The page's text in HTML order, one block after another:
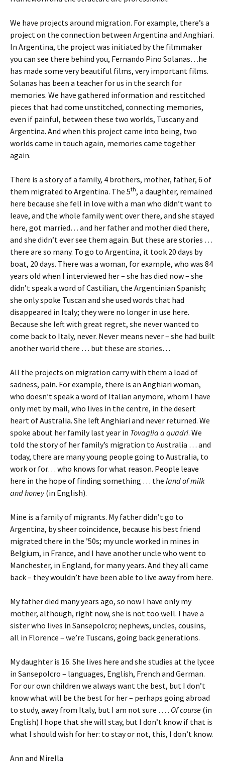
We have projects around migration. For example, there’s a
project on the connection between Argentina and Anghiari.
In Argentina, the project was initiated by the filmmaker
you can see there behind you, Fernando Pino Solanas…he
has made some very beautiful films, very important films.
Solanas has been a teacher for us in the search for
memories. We have gathered information and restitched
pieces that had come unstitched, connecting memories,
even if painful, between these two worlds, Tuscany and
Argentina. And when this project came into being, two
worlds came in touch again, memories came together
again.
There is a story of a family, 4 brothers, mother, father, 6 of
them migrated to Argentina. The 5th, a daughter, remained
here because she fell in love with a man who didn’t want to
leave, and the whole family went over there, and she stayed
here, got married… and her father and mother died there,
and she didn’t ever see them again. But these are stories …
there are so many. To go to Argentina, it took 20 days by
boat, 20 days. There was a woman, for example, who was 84
years old when I interviewed her – she has died now – she
didn’t speak a word of Castilian, the Argentinian Spanish;
she only spoke Tuscan and she used words that had
disappeared in Italy; they were no longer in use here.
Because she left with great regret, she never wanted to
come back to Italy, never. Never means never – she had built
another world there … but these are stories…
All the projects on migration carry with them a load of
sadness, pain. For example, there is an Anghiari woman,
who doesn’t speak a word of Italian anymore, whom I have
only met by mail, who lives in the centre, in the desert
heart of Australia. She left Anghiari and never returned. We
spoke about her family last year in Tovaglia a quadri. We
told the story of her family’s migration to Australia … and
today, there are many young people going to Australia, to
work or for… who knows for what reason. People leave
here in the hope of finding something … the land of milk
and honey(in English).
Mine is a family of migrants. My father didn’t go to
Argentina, by sheer coincidence, because his best friend
migrated there in the ’50s; my uncle worked in mines in
Belgium, in France, and I have another uncle who went to
Manchester, in England, for many years. And they all came
back – they wouldn’t have been able to live away from here.
My father died many years ago, so now I have only my
mother, although, right now, she is not too well. I have a
sister who lives in Sansepolcro; nephews, uncles, cousins,
all in Florence – we’re Tuscans, going back generations.
My daughter is 16. She lives here and she studies at the lycee
in Sansepolcro – languages, English, French and German.
For our own children we always want the best, but I don’t
know what will be the best for her – perhaps going abroad
to study, away from Italy, but I am not sure … . Of course (in
English) I hope that she will stay, but I don’t know if that is
what I should wish for her: to stay or not, this, I don’t know.
Ann and Mirella